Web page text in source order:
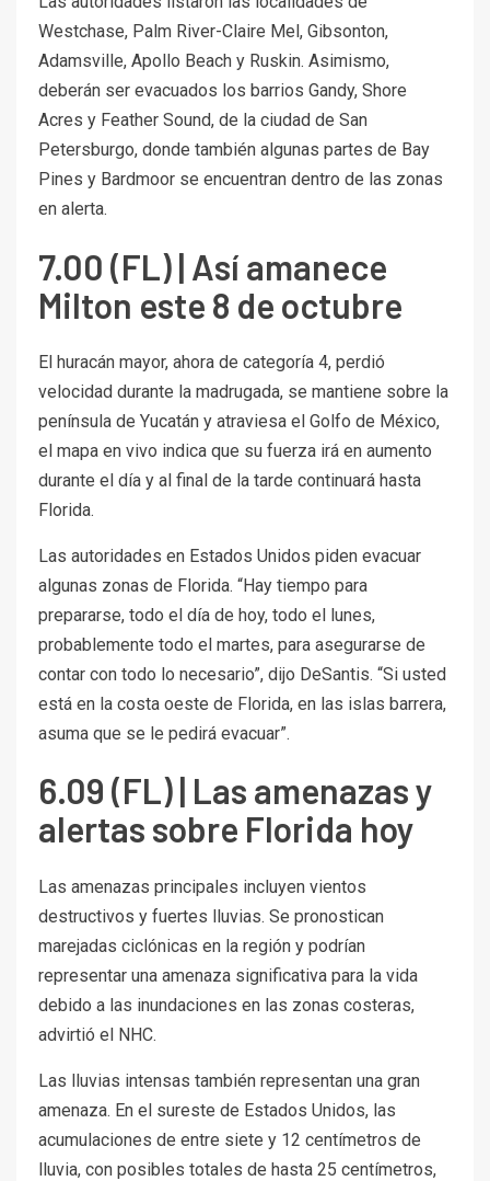
Westchase, Palm River-Claire Mel, Gibsonton,
Adamsville, Apollo Beach y Ruskin. Asimismo,
deberán ser evacuados los barrios Gandy, Shore
Acres y Feather Sound, de la ciudad de San
Petersburgo, donde también algunas partes de Bay
Pines y Bardmoor se encuentran dentro de las zonas
en alerta.
7.00 (FL) | Así amanece
Milton este 8 de octubre
El huracán mayor, ahora de categoría 4, perdió
velocidad durante la madrugada, se mantiene sobre la
península de Yucatán y atraviesa el Golfo de México,
el mapa en vivo indica que su fuerza irá en aumento
durante el día y al final de la tarde continuará hasta
Florida.
Las autoridades en Estados Unidos piden evacuar
algunas zonas de Florida. “Hay tiempo para
prepararse, todo el día de hoy, todo el lunes,
probablemente todo el martes, para asegurarse de
contar con todo lo necesario”, dijo DeSantis. “Si usted
está en la costa oeste de Florida, en las islas barrera,
asuma que se le pedirá evacuar”.
6.09 (FL) | Las amenazas y
alertas sobre Florida hoy
Las amenazas principales incluyen vientos
destructivos y fuertes lluvias. Se pronostican
marejadas ciclónicas en la región y podrían
representar una amenaza significativa para la vida
debido a las inundaciones en las zonas costeras,
advirtió el NHC.
Las lluvias intensas también representan una gran
amenaza. En el sureste de Estados Unidos, las
acumulaciones de entre siete y 12 centímetros de
lluvia, con posibles totales de hasta 25 centímetros,